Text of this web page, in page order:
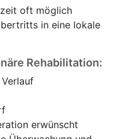
oft möglich
in eine lokale
Rehabilitation:
erwünscht